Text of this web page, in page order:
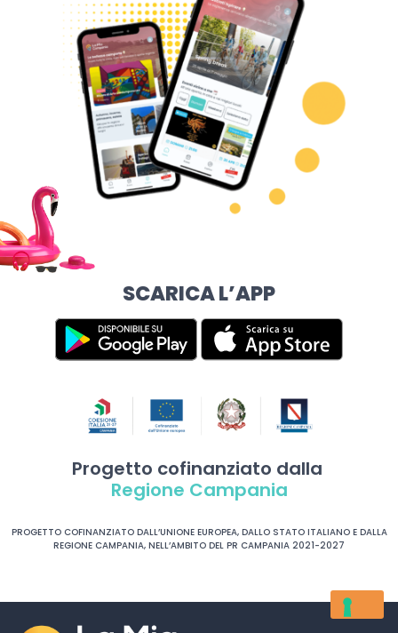
SCARICA L’APP
Progetto cofinanziato dalla
Regione Campania
PROGETTO COFINANZIATO DALL’UNIONE EUROPEA, DALLO STATO ITALIANO E DALLA
REGIONE CAMPANIA, NELL’AMBITO DEL PR CAMPANIA 2021-2027